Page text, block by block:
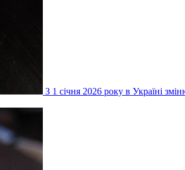
З 1 січня 2026 року в Україні